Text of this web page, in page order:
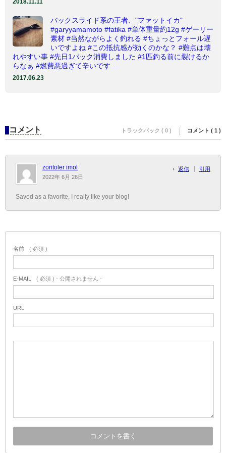
2018.11.11
バックスライド系の王者、"ファットイカ"
#garyyamamoto #fatika #単体重量約12g #ゲーリー
素材 #当然ながらよく釣れる #ちょっとフォール遅
いですよね #この抵抗感が効くのかな？ #難点は壊
れやすい事 #先日1パック消費しました #1匹釣る前に裂けるか
らなぁ #燃費悪過ぎて辛いです…
2017.06.23
コメント トラックバック ( 0 ) コメント ( 1 )
zoritoler imol
2022年 6月 26日
返信 引用
Saved as a favorite, I really like your blog!
名前 ( 必須 )
E-MAIL ( 必須 ) - 公開されません -
URL